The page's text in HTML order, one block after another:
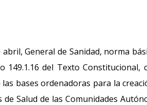
abril, General de Sanidad, norma
149.1.16 del Texto
bases ordenadoras para la
Salud de las Comunidades